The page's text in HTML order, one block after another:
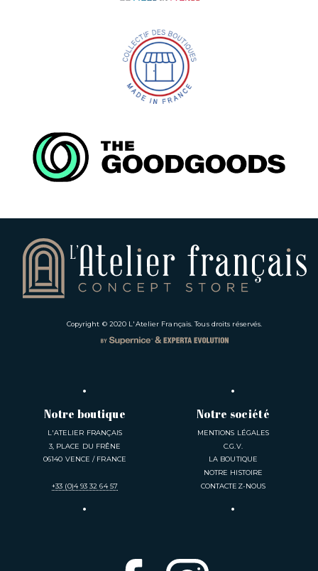
Copyright © 2020 L'Atelier Français . Tous droits réservés.
Notre boutique
L'ATELIER FRANÇAIS
3, PLACE DU FRÊNE
06140 VENCE / FRANCE
+33 (0)4 93 32 64 57
Notre société
MENTIONS LÉGALES
C.G.V.
LA BOUTIQUE
NOTRE HISTOIRE
CONTACTEZ-NOUS